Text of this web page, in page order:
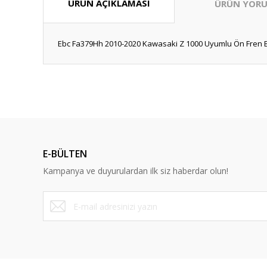
ÜRÜN AÇIKLAMASI ÜRÜN
Ebc Fa379Hh 2010-2020 Kawasaki Z 1000 Uyumlu Ön Fren
Ürün bilgilerinde hatalar bulunuyor.
Ürün fiyatı diğer sitelerden daha pahalı.
Bu ürüne benzer farklı alternatifler olmalı.
E-BÜLTEN
Kampanya ve duyurulardan ilk siz haberdar olun!